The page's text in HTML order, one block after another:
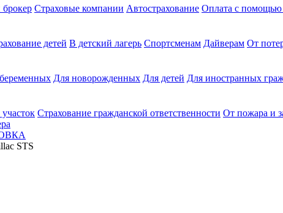
брокер Страховые компании Автострахование Оплата с
детей В детский лагерь Спортсменам Дайверам От
Для новорожденных Для детей Для иностранных
Страхование гражданской ответственности От пожара и
STS